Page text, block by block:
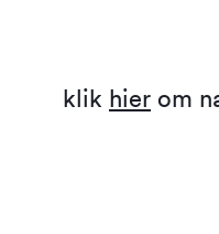
klik hier om